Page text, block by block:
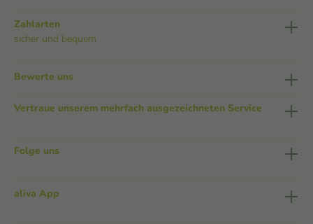
Zahlarten
sicher und bequem
Bewerte uns
Vertraue unserem mehrfach ausgezeichneten Service
Folge uns
aliva App